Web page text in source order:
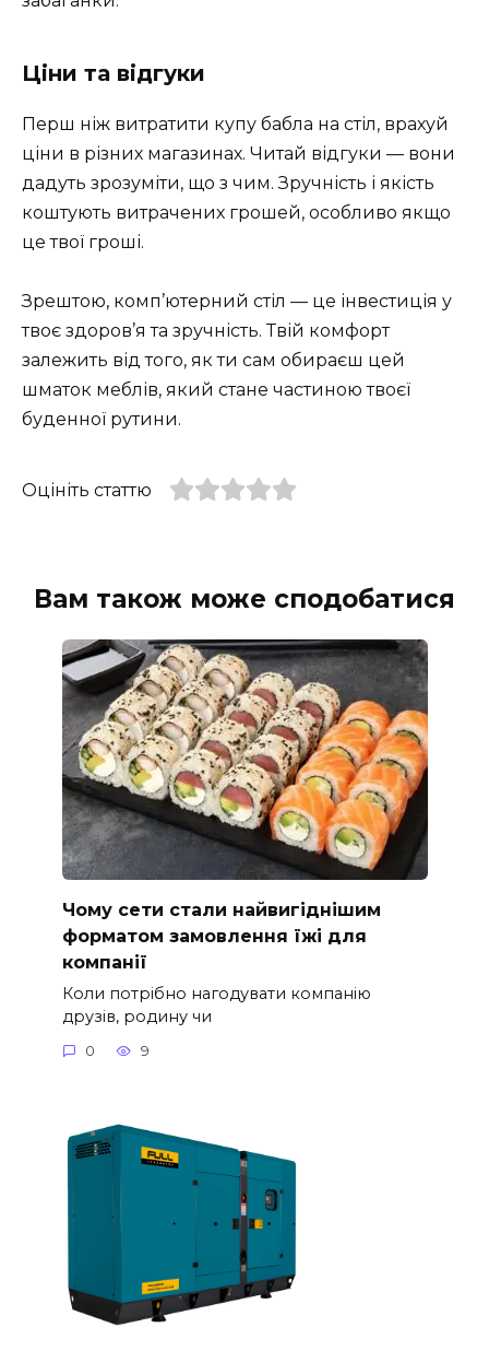
Ціни та відгуки
Перш ніж витратити купу бабла на стіл, врахуй
ціни в різних магазинах. Читай відгуки — вони
дадуть зрозуміти, що з чим. Зручність і якість
коштують витрачених грошей, особливо якщо
це твої гроші.
Зрештою, комп’ютерний стіл — це інвестиція у
твоє здоров’я та зручність. Твій комфорт
залежить від того, як ти сам обираєш цей
шматок меблів, який стане частиною твоєї
буденної рутини.
Оцініть статтю
Вам також може сподобатися
Чому сети стали найвигіднішим
форматом замовлення їжі для
компанії
Коли потрібно нагодувати компанію
друзів, родину чи
0 9